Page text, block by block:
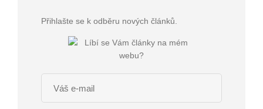
Přihlašte se k odběru nových článků.